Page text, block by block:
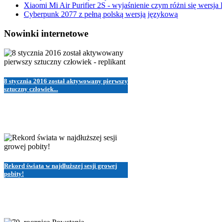
Xiaomi Mi Air Purifier 2S - wyjaśnienie czym różni się wersja
Cyberpunk 2077 z pełną polską wersją językową
Nowinki internetowe
8 stycznia 2016 został aktywowany pierwszy
sztuczny człowiek...
Rekord świata w najdłuższej sesji growej
pobity!